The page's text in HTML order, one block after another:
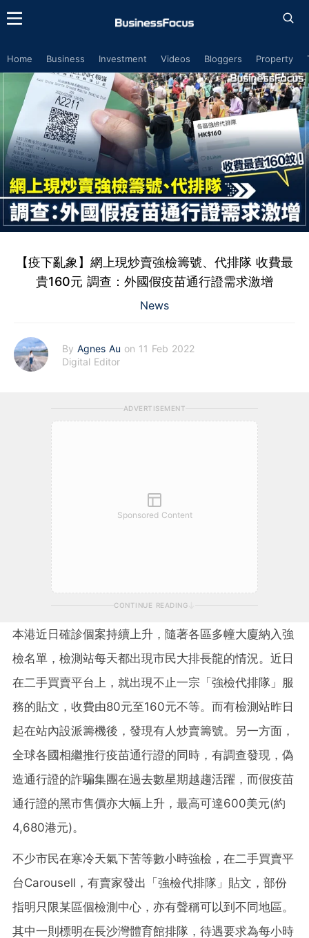
Home Business Investment Videos Bloggers Property
【疫下亂象】網上現炒賣強檢籌號、代排隊 收費最
貴160元 調查：外國假疫苗通行證需求激增
News
By Agnes Au on 11 Feb 2022
Digital Editor
ADVERTISEMENT
Sponsored Content
CONTINUE READING
本港近日確診個案持續上升，隨著各區多幢大廈納入強
檢名單，檢測站每天都出現市民大排長龍的情況。近日
在二手買賣平台上，就出現不止一宗「強檢代排隊」服
務的貼文，收費由80元至160元不等。而有檢測站昨日
起在站內設派籌機後，發現有人炒賣籌號。另一方面，
全球各國相繼推行疫苗通行證的同時，有調查發現，偽
造通行證的詐騙集團在過去數星期越趨活躍，而假疫苗
通行證的黑市售價亦大幅上升，最高可達600美元(約
4,680港元)。
不少市民在寒冷天氣下苦等數小時強檢，在二手買賣平
台Carousell，有賣家發出「強檢代排隊」貼文，部份
指明只限某區個檢測中心，亦有聲稱可以到不同地區。
其中一則標明在長沙灣體育館排隊，待遇要求為每小時